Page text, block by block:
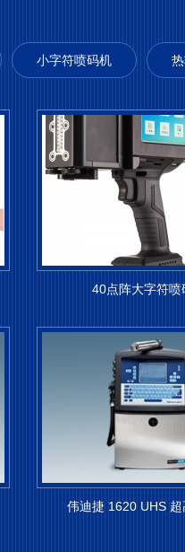
小字符喷码机
40点阵大字符喷
伟迪捷 1620 UHS